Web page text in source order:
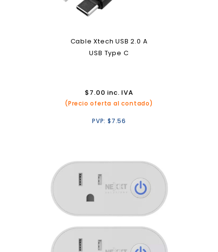
Cable Xtech USB 2.0 A
USB Type C
$7.00 inc. IVA
(Precio oferta al contado)
PVP: $7.56